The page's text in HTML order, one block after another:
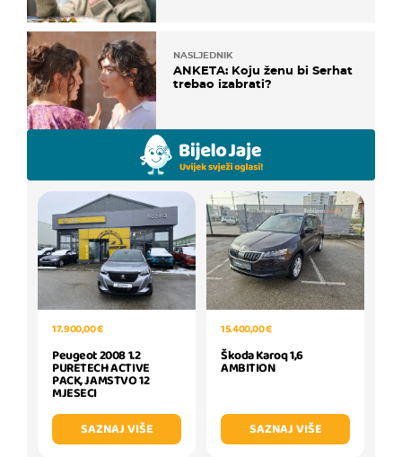
NASLJEDNIK
ANKETA: Koju ženu bi Serhat
trebao izabrati?
17.900,00 €
Peugeot 2008 1.2
PURETECH ACTIVE
PACK, JAMSTVO 12
MJESECI
SAZNAJ VIŠE
15.400,00 €
Škoda Karoq 1,6
AMBITION
SAZNAJ VIŠE